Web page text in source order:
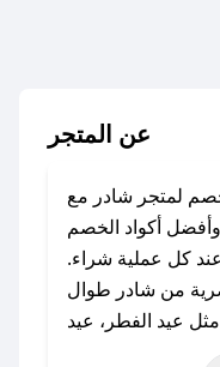
عن المتجر
لمتجر شادر مع
أكواد الخصم
كل عملية شراء.
من شادر طوال
عيد الفطر، عيد
نوفمبر)، رمضان،